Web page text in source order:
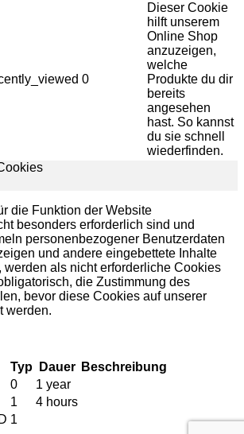
0
Dieser Cookie
hilft unserem
Online Shop
anzuzeigen,
welche
Produkte du dir
bereits
angesehen
hast. So kannst
du sie schnell
wiederfinden.
die Funktion der Website
besonders erforderlich sind und
personenbezogener Benutzerdaten
und andere eingebettete Inhalte
werden als nicht erforderliche Cookies
die Zustimmung des
bevor diese Cookies auf unserer
werden.
Typ Dauer
Beschreibung
0
1 year
1
4 hours
1